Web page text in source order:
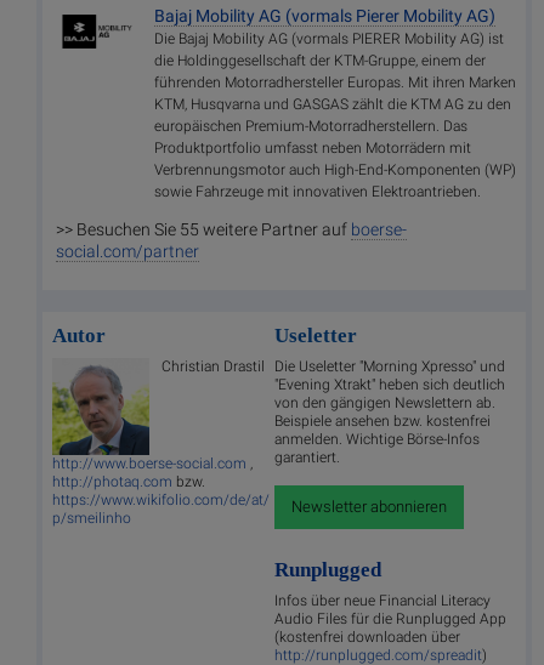
Bajaj Mobility AG (vormals Pierer Mobility AG)
Die Bajaj Mobility AG (vormals PIERER Mobility AG) ist
die Holdinggesellschaft der KTM-Gruppe, einem der
führenden Motorradhersteller Europas. Mit ihren Marken
KTM, Husqvarna und GASGAS zählt die KTM AG zu den
europäischen Premium-Motorradherstellern. Das
Produktportfolio umfasst neben Motorrädern mit
Verbrennungsmotor auch High-End-Komponenten (WP)
sowie Fahrzeuge mit innovativen Elektroantrieben.
>> Besuchen Sie 55 weitere Partner auf boerse-
social.com/partner
Autor
Christian Drastil
http://www.boerse-social.com ,
http://photaq.com bzw.
https://www.wikifolio.com/de/at/
p/smeilinho
Useletter
Die Useletter "Morning Xpresso" und
"Evening Xtrakt" heben sich deutlich
von den gängigen Newslettern ab.
Beispiele ansehen bzw. kostenfrei
anmelden. Wichtige Börse-Infos
garantiert.
Newsletter abonnieren
Runplugged
Infos über neue Financial Literacy
Audio Files für die Runplugged App
(kostenfrei downloaden über
http://runplugged.com/spreadit)